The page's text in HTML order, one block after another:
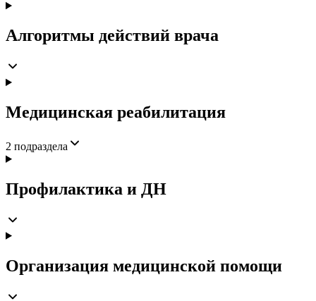
Алгоритмы действий врача
Медицинская реабилитация
2 подраздела
Профилактика и ДН
Организация медицинской помощи